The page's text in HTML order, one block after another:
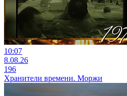
10:07
8.08.26
196
Хранители времени. Моржи